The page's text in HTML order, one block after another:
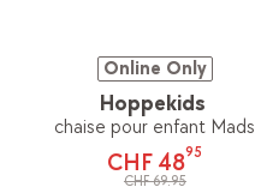
Online Only
Hoppekids
chaise pour enfant Mads
CHF 4895
CHF 69.95